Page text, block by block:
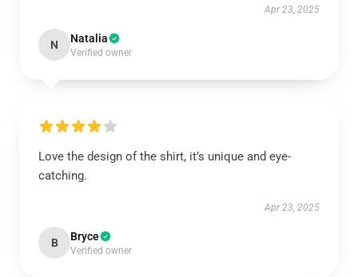
Apr 23, 2025
N Natalia
Verified owner
Love the design of the shirt, it’s unique and eye-
catching.
Apr 23, 2025
B Bryce
Verified owner